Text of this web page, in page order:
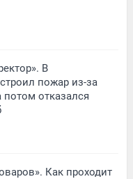
В
пожар из-за
отказался
Как проходит